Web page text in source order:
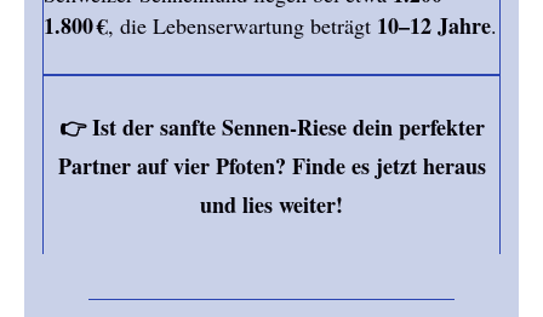
1.800 €, die Lebenserwartung beträgt 10–12 Jahre.
👉 Ist der sanfte Sennen-Riese dein perfekter
Partner auf vier Pfoten? Finde es jetzt heraus
und lies weiter!